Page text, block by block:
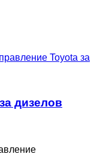
Toyota за
дизелов